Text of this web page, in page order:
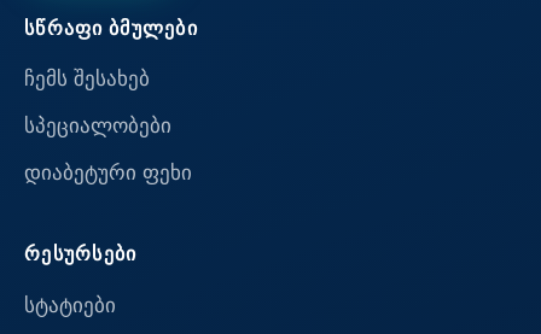
ᲡᲬᲠᲐᲤᲘ ᲑᲛᲣᲚᲔᲑᲘ
ჩემს შესახებ
სპეციალობები
დიაბეტური ფეხი
ᲠᲔᲡᲣᲠᲡᲔᲑᲘ
სტატიები